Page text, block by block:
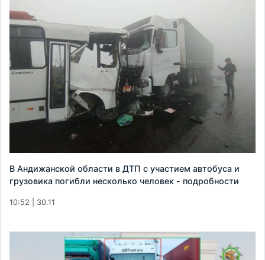
В Андижанской области в ДТП с участием автобуса и
грузовика погибли несколько человек - подробности
10:52 | 30.11